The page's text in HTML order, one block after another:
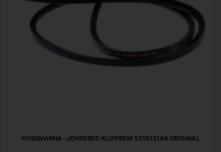
HUSQVARNA -JONSERED KLIPPREM 531013146 ORIGINAL